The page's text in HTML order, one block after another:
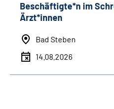
Beschäftigte*n im
Ärzt*innen
Bad Steben
14.08.2026